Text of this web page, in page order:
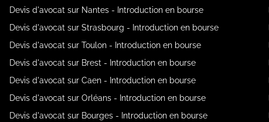
Devis d'avocat sur Nantes - Introduction en bourse
Devis d'avocat sur Strasbourg - Introduction en bourse
Devis d'avocat sur Toulon - Introduction en bourse
Devis d'avocat sur Brest - Introduction en bourse
Devis d'avocat sur Caen - Introduction en bourse
Devis d'avocat sur Orléans - Introduction en bourse
Devis d'avocat sur Bourges - Introduction en bourse